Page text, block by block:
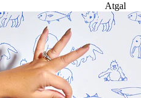
Atgal